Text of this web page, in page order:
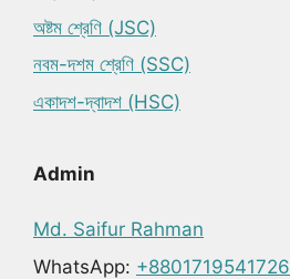
অষ্টম শ্রেণি (JSC)
নবম-দশম শ্রেণি (SSC)
একাদশ-দ্বাদশ (HSC)
Admin
Md. Saifur Rahman
WhatsApp: +8801719541726